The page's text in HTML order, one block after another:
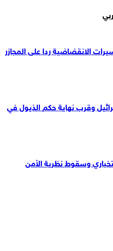
الانقضاضية ردا على المجازر
وقرب نهاية حكم الذيول في
وسقوط نظرية الأمن